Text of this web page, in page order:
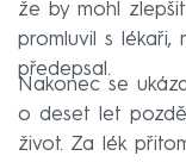
že by mohl
promluvil s
předepsal.
Nakonec se
o deset let
život. Za lék